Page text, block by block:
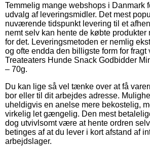
Temmelig mange webshops i Danmark
udvalg af leveringsmidler. Det mest
nuværende tidspunkt levering til et
nemt selv kan hente de købte produkter
for det. Leveringsmetoden er nemlig
og ofte endda den billigste form for fragt
Treateaters Hunde Snack Godbidder
– 70g.
Du kan lige så vel tænke over at få
bor eller til dit arbejdes adresse.
uheldigvis en anelse mere bekostelig,
virkelig let gængelig. Den mest
dog utvivlsomt være at hente ordren
betinges af at du lever i kort afstand af
arbejdslager.